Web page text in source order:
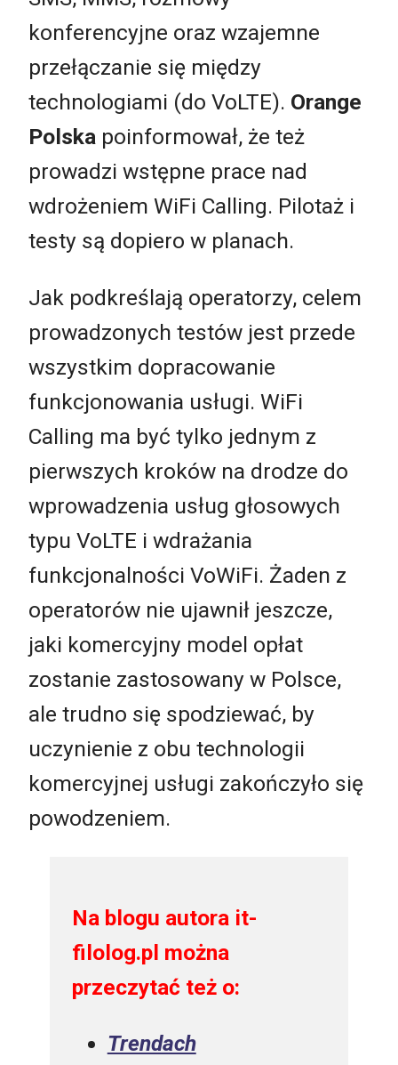
konferencyjne oraz wzajemne
przełączanie się między
technologiami (do VoLTE). Orange
Polska poinformował, że też
prowadzi wstępne prace nad
wdrożeniem WiFi Calling. Pilotaż i
testy są dopiero w planach.
Jak podkreślają operatorzy, celem
prowadzonych testów jest przede
wszystkim dopracowanie
funkcjonowania usługi. WiFi
Calling ma być tylko jednym z
pierwszych kroków na drodze do
wprowadzenia usług głosowych
typu VoLTE i wdrażania
funkcjonalności VoWiFi. Żaden z
operatorów nie ujawnił jeszcze,
jaki komercyjny model opłat
zostanie zastosowany w Polsce,
ale trudno się spodziewać, by
uczynienie z obu technologii
komercyjnej usługi zakończyło się
powodzeniem.
Na blogu autora it-
filolog.pl można
przeczytać też o:
Trendach